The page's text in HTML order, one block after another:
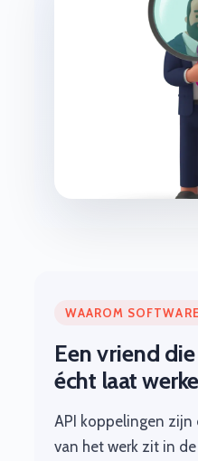
WAAROM
Een vriend
écht laat
API koppelingen zijn
van het werk zit in